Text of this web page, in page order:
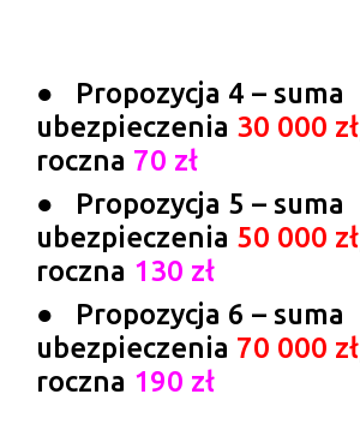
● Propozycja 4 – suma
ubezpieczenia 30 000 zł
roczna 70 zł
● Propozycja 5 – suma
ubezpieczenia 50 000 zł
roczna 130 zł
● Propozycja 6 – suma
ubezpieczenia 70 000 zł
roczna 190 zł